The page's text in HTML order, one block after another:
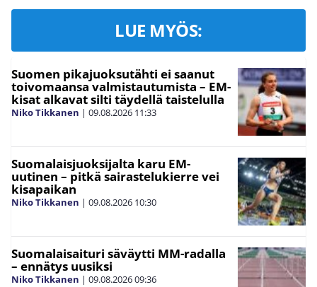
LUE MYÖS:
Suomen pikajuoksutähti ei saanut
toivomaansa valmistautumista – EM-
kisat alkavat silti täydellä taistelulla
Niko Tikkanen | 09.08.2026 11:33
Suomalaisjuoksijalta karu EM-
uutinen – pitkä sairastelukierre vei
kisapaikan
Niko Tikkanen | 09.08.2026 10:30
Suomalaisaituri säväytti MM-radalla
– ennätys uusiksi
Niko Tikkanen | 09.08.202609:36